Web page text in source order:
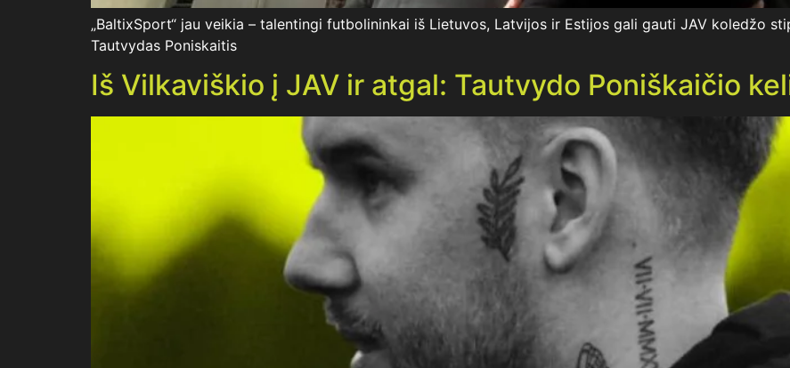
„BaltixSport“ jau veikia – talentingi futbolininkai iš Lietuvos, Latvijos ir Estijos gali gauti JAV koledžo
Tautvydas Poniskaitis
Iš Vilkaviškio į JAV ir atgal: Tautvydo Poniškaičio